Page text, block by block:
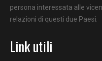
persona interessata alle
relazioni di questi due Paesi.
Link utili